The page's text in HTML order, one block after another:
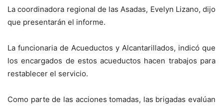
La coordinadora regional de las Asadas, Evelyn Lizano, dijo
que presentarán el informe.
La funcionaria de Acueductos y Alcantarillados, indicó que
los encargados de estos acueductos hacen trabajos para
restablecer el servicio.
Como parte de las acciones tomadas, las brigadas evalúan